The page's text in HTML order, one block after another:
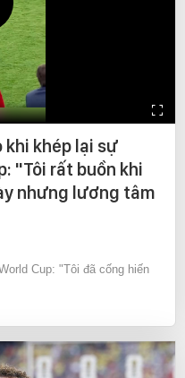
khi khép lại sự
"Tôi rất buồn khi
nhưng lương tâm
Cup: "Tôi đã cống hiến